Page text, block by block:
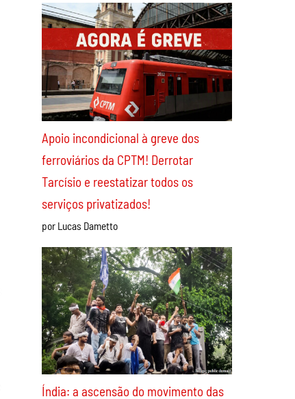
Apoio incondicional à greve dos
ferroviários da CPTM! Derrotar
Tarcísio e reestatizar todos os
serviços privatizados!
por Lucas Dametto
Índia: a ascensão do movimento das